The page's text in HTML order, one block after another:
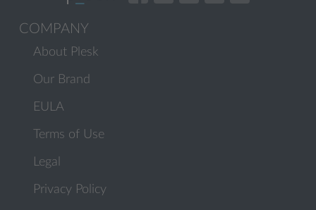
COMPANY
About Plesk
Our Brand
EULA
Terms of Use
Legal
Privacy Policy